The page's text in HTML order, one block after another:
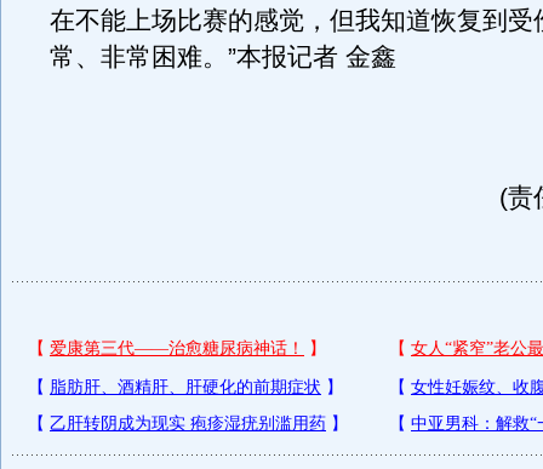
在不能上场比赛的感觉，但我知道恢复到受
常、非常困难。”本报记者 金鑫
(责